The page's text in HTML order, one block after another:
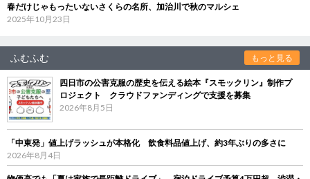
春だけじゃもったいないさくらの名所、加治川で秋のマルシェ
2025年10月23日
ふむふむ もっと見る
四日市の公害克服の歴史を伝える絵本『スモックリン』制作プ
ロジェクト クラウドファンディングで支援を募集
2026年8月5日
「中東発」値上げラッシュが本格化 飲食料品値上げ、約3年ぶりの多さに
2026年8月4日